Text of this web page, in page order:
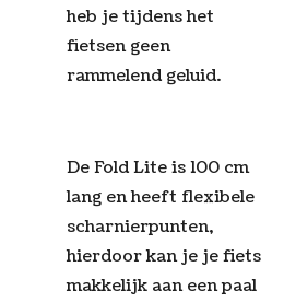
heb je tijdens het
fietsen geen
rammelend geluid.
De Fold Lite is 100 cm
lang en heeft flexibele
scharnierpunten,
hierdoor kan je je fiets
makkelijk aan een paal